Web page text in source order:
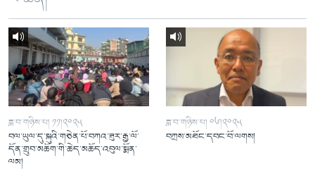
ཟླ་བ་གཉིས་པ། ༡༡།༢༠༢༥
བལ་ཡུལ་དུ་སྐུའི་གཅེན་པོ་བཀའ་ཟུར་རྒྱ་ལོ་
དོན་གྲུབ་མཆོག་གི་ཆེད་མཆོད་འབུལ་སྨོན་
ལམ།
ཟླ་བ་གཉིས་པ། ༠༦།༢༠༢༥
བཀྲས་མཐོང་དབང་བོ་ལགས།